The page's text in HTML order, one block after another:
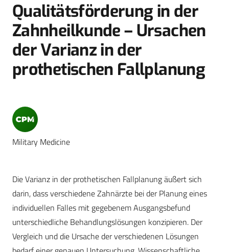
Qualitätsförderung in der
Zahnheilkunde – Ursachen
der Varianz in der
prothetischen Fallplanung
Military Medicine
Die Varianz in der prothetischen Fallplanung äußert sich
darin, dass verschiedene Zahnärzte bei der Planung eines
individuellen Falles mit gegebenem Ausgangsbefund
unterschiedliche Behandlungslösungen konzipieren. Der
Vergleich und die Ursache der verschiedenen Lösungen